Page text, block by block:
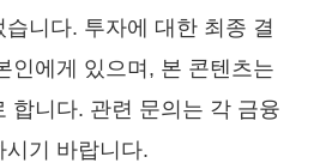
니다. 투자에 대한 최종 결
인에게 있으며, 본 콘텐츠는
합니다. 관련 문의는 각 금융
기 바랍니다.